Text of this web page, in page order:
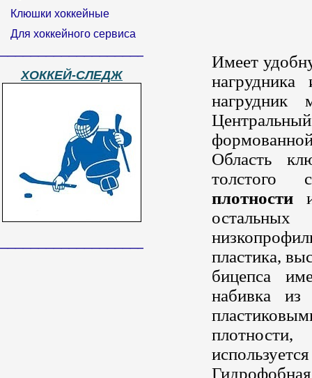
Клюшки хоккейные
Для хоккейного сервиса
ХОККЕЙ-СЛЕДЖ
______________________________
Имеет
Область
плотности
пластика,
бицепса
набивка из